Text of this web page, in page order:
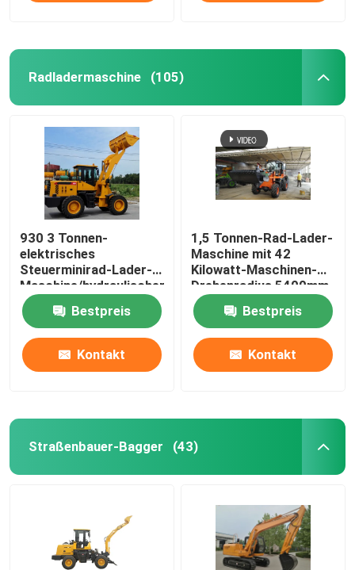
Radladermaschine (105)
930 3 Tonnen-
elektrisches
Steuerminirad-Lader-
Maschine/hydraulischer
Vorderrad-Lader
Bestpreis
Kontakt
1,5 Tonnen-Rad-Lader-
Maschine mit 42
Kilowatt-Maschinen-
Drehenradius 5400mm
Bestpreis
Kontakt
Straßenbauer-Bagger (43)